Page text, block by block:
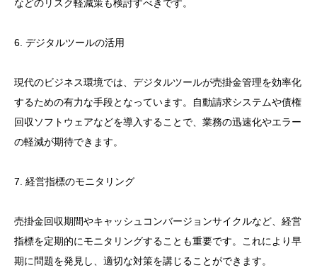
などのリスク軽減策も検討すべきです。
6. デジタルツールの活用
現代のビジネス環境では、デジタルツールが売掛金管理を効率化
するための有力な手段となっています。自動請求システムや債権
回収ソフトウェアなどを導入することで、業務の迅速化やエラー
の軽減が期待できます。
7. 経営指標のモニタリング
売掛金回収期間やキャッシュコンバージョンサイクルなど、経営
指標を定期的にモニタリングすることも重要です。これにより早
期に問題を発見し、適切な対策を講じることができます。